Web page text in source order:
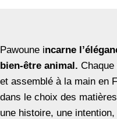
Pawoune incarne
bien-être animal.
et assemblé à la main en
dans le choix des
une histoire, une